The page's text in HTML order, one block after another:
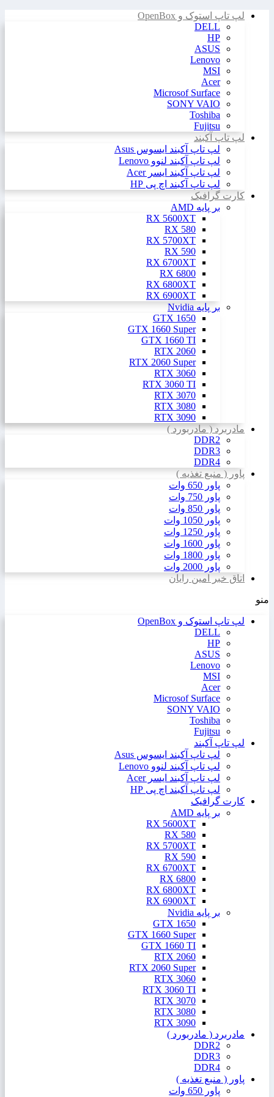
لپ تاپ استوک و OpenBox
DELL
HP
ASUS
Lenovo
MSI
Acer
Microsof Surface
SONY VAIO
Toshiba
Fujitsu
لپ تاپ آکبند
لپ تاپ آکبند ایسوس Asus
لپ تاپ آکبند لنوو Lenovo
لپ تاپ آکبند ایسر Acer
لپ تاپ آکبند اچ پی HP
کارت گرافیک
بر پایه AMD
RX 5600XT
RX 580
RX 5700XT
RX 590
RX 6700XT
RX 6800
RX 6800XT
RX 6900XT
بر پایه Nvidia
GTX 1650
GTX 1660 Super
GTX 1660 TI
RTX 2060
RTX 2060 Super
RTX 3060
RTX 3060 TI
RTX 3070
RTX 3080
RTX 3090
مادربرد ( مادربورد )
DDR2
DDR3
DDR4
پاور ( منبع تغذیه )
پاور 650 وات
پاور 750 وات
پاور 850 وات
پاور 1050 وات
پاور 1250 وات
پاور 1600 وات
پاور 1800 وات
پاور 2000 وات
اتاق خبر امین رایان
منو
لپ تاپ استوک و OpenBox
DELL
HP
ASUS
Lenovo
MSI
Acer
Microsof Surface
SONY VAIO
Toshiba
Fujitsu
لپ تاپ آکبند
لپ تاپ آکبند ایسوس Asus
لپ تاپ آکبند لنوو Lenovo
لپ تاپ آکبند ایسر Acer
لپ تاپ آکبند اچ پی HP
کارت گرافیک
بر پایه AMD
RX 5600XT
RX 580
RX 5700XT
RX 590
RX 6700XT
RX 6800
RX 6800XT
RX 6900XT
بر پایه Nvidia
GTX 1650
GTX 1660 Super
GTX 1660 TI
RTX 2060
RTX 2060 Super
RTX 3060
RTX 3060 TI
RTX 3070
RTX 3080
RTX 3090
مادربرد ( مادربورد )
DDR2
DDR3
DDR4
پاور ( منبع تغذیه )
پاور 650 وات